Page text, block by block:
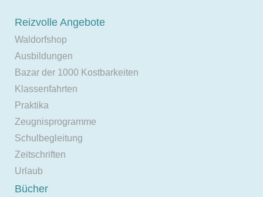
Reizvolle Angebote
Waldorfshop
Ausbildungen
Bazar der 1000 Kostbarkeiten
Klassenfahrten
Praktika
Zeugnisprogramme
Schulbegleitung
Zeitschriften
Urlaub
Bücher